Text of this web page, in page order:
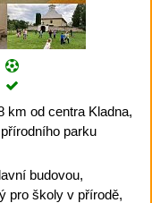
km od centra Kladna,
parku
budovou,
pro školy v přírodě,